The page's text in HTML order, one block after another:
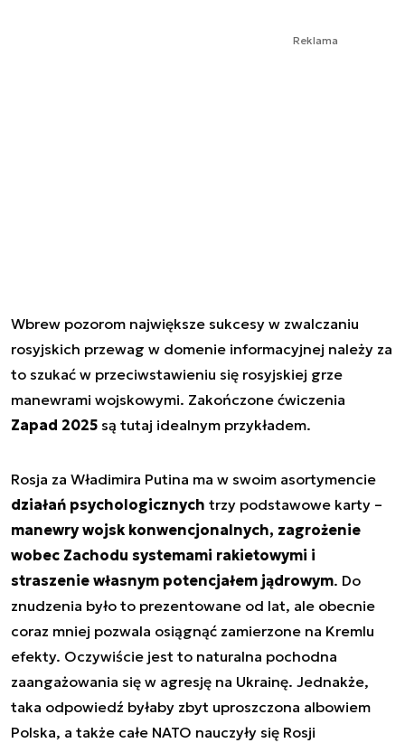
Reklama
Wbrew pozorom największe sukcesy w zwalczaniu
rosyjskich przewag w domenie informacyjnej należy za
to szukać w przeciwstawieniu się rosyjskiej grze
manewrami wojskowymi. Zakończone ćwiczenia
Zapad 2025 są tutaj idealnym przykładem.
Rosja za Władimira Putina ma w swoim asortymencie
działań psychologicznych trzy podstawowe karty –
manewry wojsk konwencjonalnych, zagrożenie
wobec Zachodu systemami rakietowymi i
straszenie własnym potencjałem jądrowym. Do
znudzenia było to prezentowane od lat, ale obecnie
coraz mniej pozwala osiągnąć zamierzone na Kremlu
efekty. Oczywiście jest to naturalna pochodna
zaangażowania się w agresję na Ukrainę. Jednakże,
taka odpowiedź byłaby zbyt uproszczona albowiem
Polska, a także całe NATO nauczyły się Rosji